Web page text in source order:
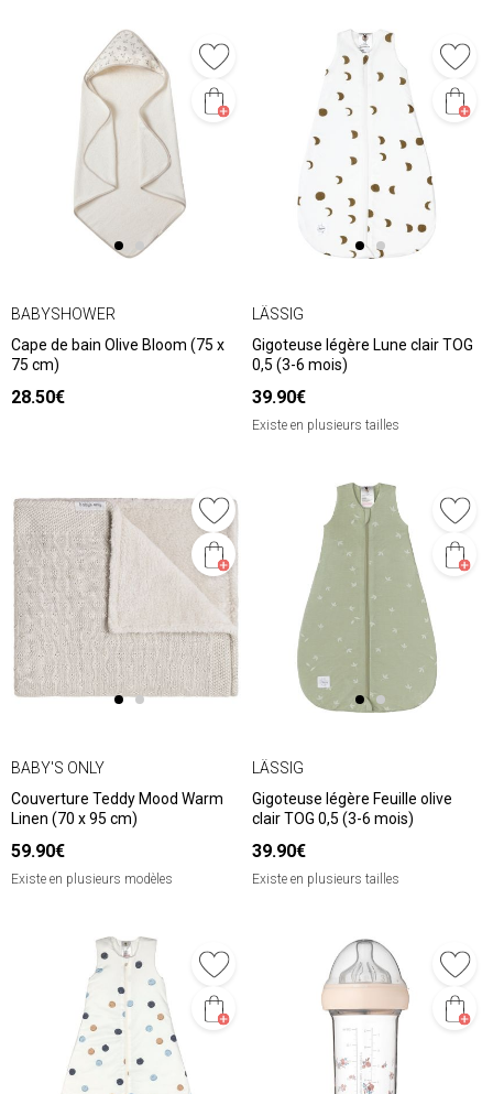
BABYSHOWER
Cape de bain Olive Bloom (75 x
75 cm)
28.50€
LÄSSIG
Gigoteuse légère Lune clair TOG
0,5 (3-6 mois)
39.90€
Existe en plusieurs tailles
BABY'S ONLY
Couverture Teddy Mood Warm
Linen (70 x 95 cm)
59.90€
Existe en plusieurs modèles
LÄSSIG
Gigoteuse légère Feuille olive
clair TOG 0,5 (3-6 mois)
39.90€
Existe en plusieurs tailles